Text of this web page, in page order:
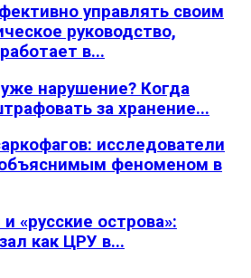
управлять своим
руководство,
в...
нарушение? Когда
за хранение...
исследователи
феноменом в
«русские острова»:
как ЦРУ в...